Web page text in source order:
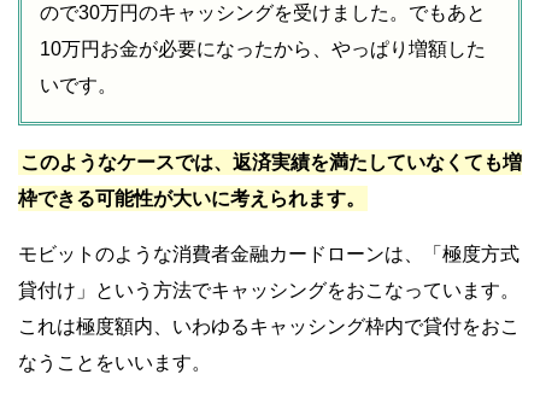
ので30万円のキャッシングを受けました。でもあと
10万円お金が必要になったから、やっぱり増額した
いです。
このようなケースでは、返済実績を満たしていなくても増
枠できる可能性が大いに考えられます。
モビットのような消費者金融カードローンは、「極度方式
貸付け」という方法でキャッシングをおこなっています。
これは極度額内、いわゆるキャッシング枠内で貸付をおこ
なうことをいいます。